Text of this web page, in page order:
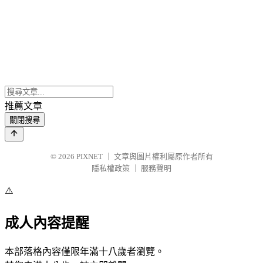
推薦文章
關閉搜尋
© 2026 PIXNET
文章與圖片權利屬原作者所有
隱私權政策
服務聲明
⚠️
成人內容提醒
本部落格內容僅限年滿十八歲者瀏覽。